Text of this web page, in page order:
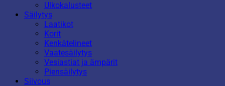
Ulkokalusteet
Säilytys
Laatikot
Korit
Kenkätelineet
Vaatesäilytys
Vesiastiat ja ämpärit
Piensäilytys
Siivous